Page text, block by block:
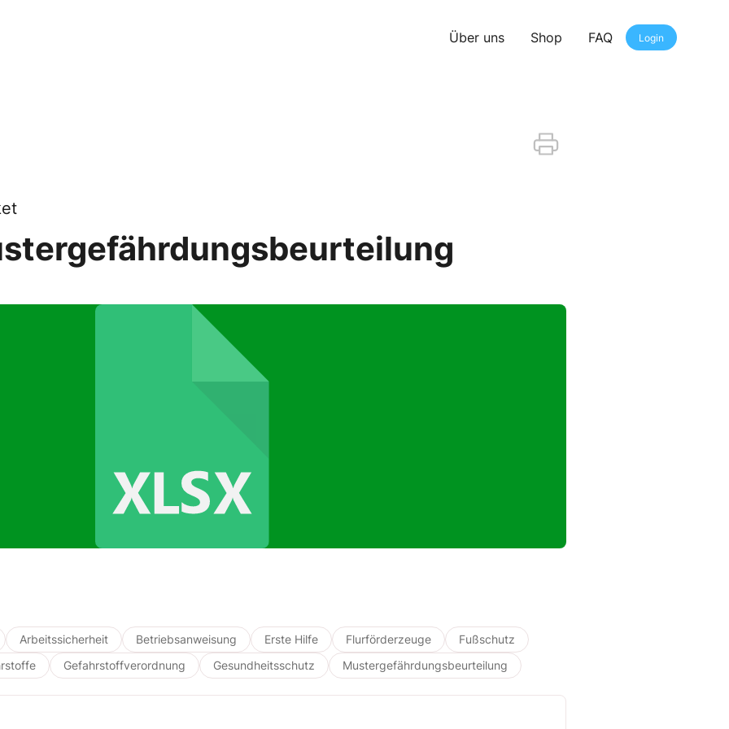
Über uns Shop FAQ Login
Arbeitssicherheit Betriebsanweisung Erste Hilfe Flurförderzeuge
Fußschutz
Gefahrstoffverordnung Gesundheitsschutz Mustergefährdungsbeurteilung